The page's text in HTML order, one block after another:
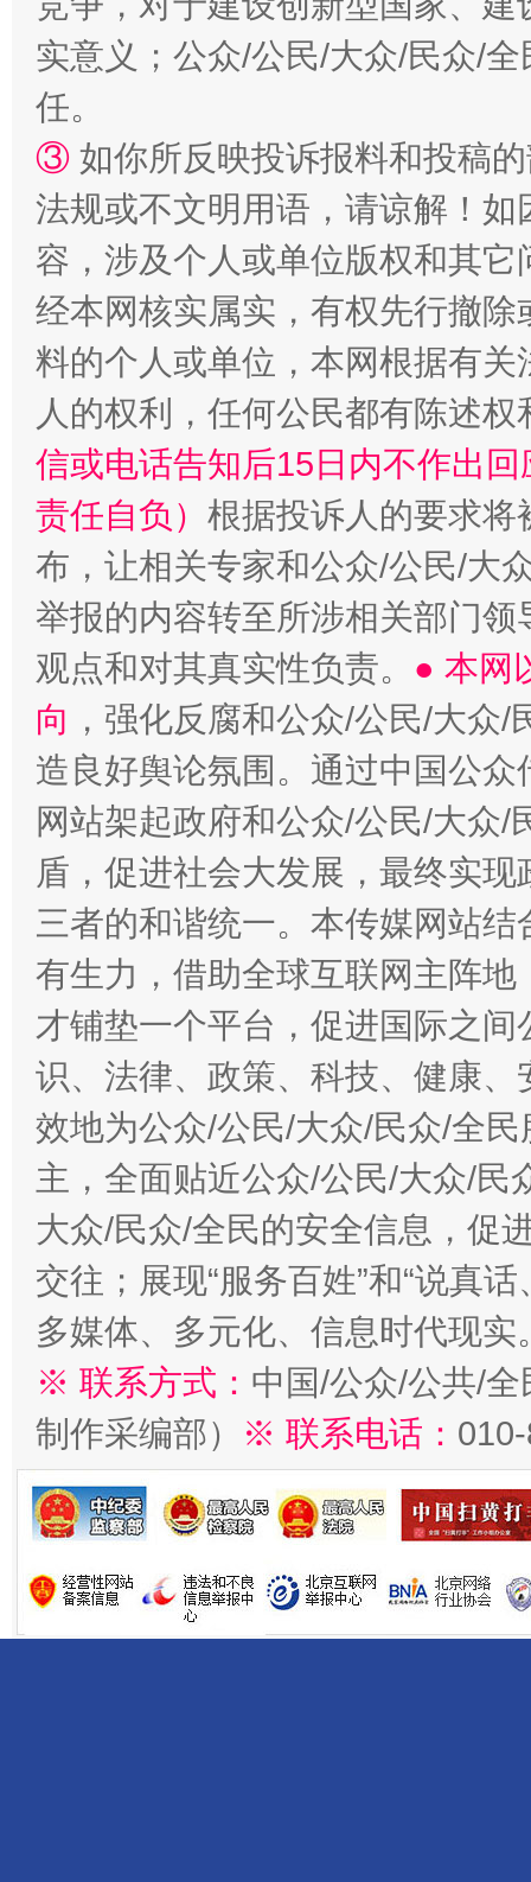
“蜀中异人”王建安的艺术幻境
实意义；公众/公民/大众/民众/
任。
③ 如你所反映投诉报料和投稿
法规或不文明用语，请谅解！
容，涉及个人或单位版权和其它
经本网核实属实，有权先行撤
料的个人或单位，本网根据有
人的权利，任何公民都有陈述
信或电话告知后15日内不作出
责任自负） 根据投诉人的要求将
布，让相关专家和公众/公民/大
举报的内容转至所涉相关部门
观点和对其真实性负责。 ● 本网
向 ，强化反腐和公众/公民/大众
造良好舆论氛围。通过中国公
网站架起政府和公众/公民/大众
盾，促进社会大发展，最终实
三者的和谐统一。本传媒网站
有生力，借助全球互联网主阵
才铺垫一个平台，促进国际之
识、法律、政策、科技、健康
效地为公众/公民/大众/民众/全
主，全面贴近公众/公民/大众/民
大众/民众/全民的安全信息，促
交往；展现“服务百姓”和“说真
多媒体、多元化、信息时代现实
※ 联系方式： 中国/公众/公共/
制作采编部）
※ 联系电话：